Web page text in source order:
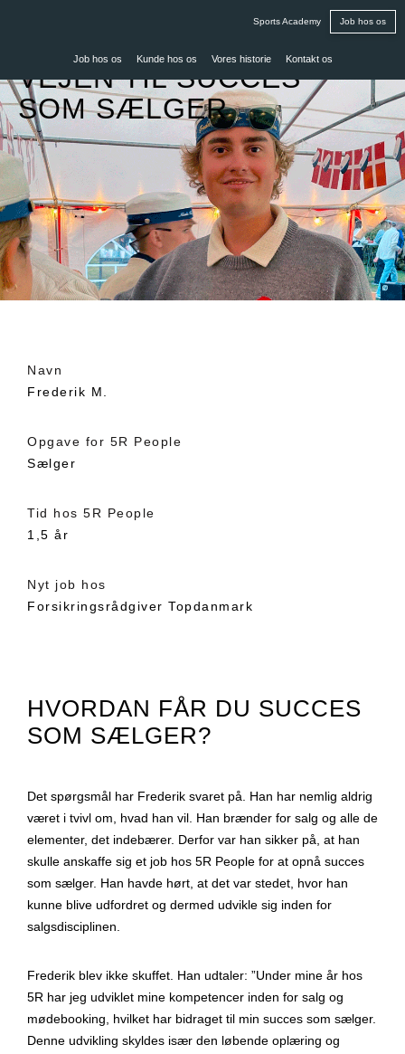
Sports Academy Job hos os
Job hos os Kunde hos os Vores historie Kontakt os
VEJEN TIL SUCCES
SOM SÆLGER
Navn
Frederik M.
Opgave for 5R People
Sælger
Tid hos 5R People
1,5 år
Nyt job hos
Forsikringsrådgiver Topdanmark
HVORDAN FÅR DU SUCCES
SOM SÆLGER?
Det spørgsmål har Frederik svaret på. Han har nemlig aldrig
været i tvivl om, hvad han vil. Han brænder for salg og alle de
elementer, det indebærer. Derfor var han sikker på, at han
skulle anskaffe sig et job hos 5R People for at opnå succes
som sælger. Han havde hørt, at det var stedet, hvor han
kunne blive udfordret og dermed udvikle sig inden for
salgsdisciplinen.
Frederik blev ikke skuffet. Han udtaler: ”Under mine år hos
5R har jeg udviklet mine kompetencer inden for salg og
mødebooking, hvilket har bidraget til min succes som sælger.
Denne udvikling skyldes især den løbende oplæring og